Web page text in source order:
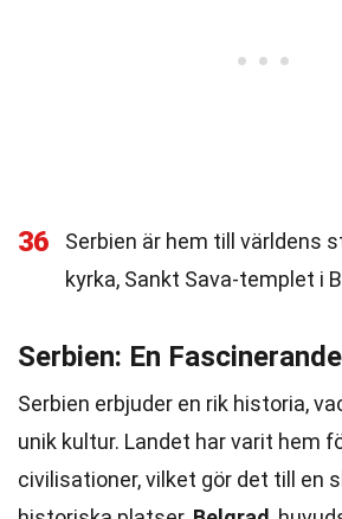
36
Serbien är hem till världens
kyrka, Sankt Sava-templet i
Serbien: En
Serbien erbjuder en rik historia,
unik kultur. Landet har varit hem
civilisationer, vilket gör det till en